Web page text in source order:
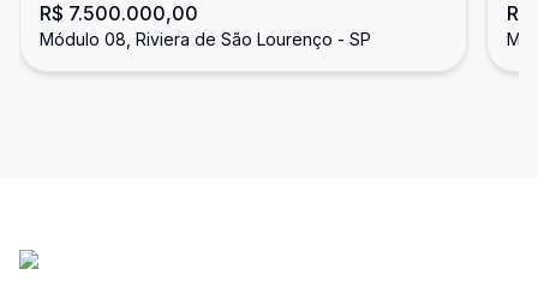
mar, Riviera de São Lourenço.
R$ 7.500.000,00
Módulo 08, Riviera de São Lourenço - SP
o